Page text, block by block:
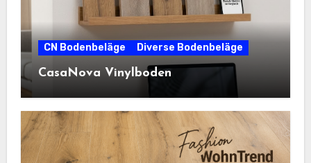
CN Bodenbeläge Diverse Bodenbeläge
CasaNova Vinylboden